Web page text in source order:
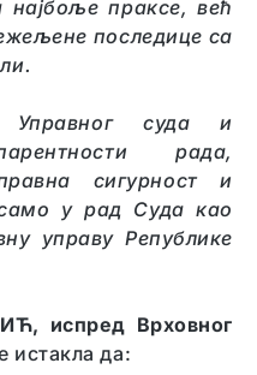
праксе, већ
последице са
Управног суда и
рада,
сигурност и
у рад Суда као
управу Републике
испред Врховног
истакла да: